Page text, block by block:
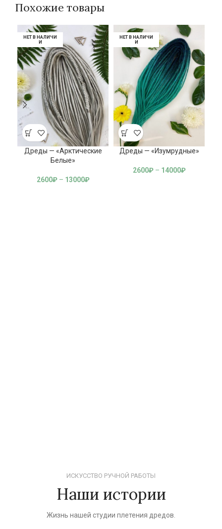
Похожие товары
НЕТ В НАЛИЧИ
И
НЕТ В НАЛИЧИ
И
Дреды — «Арктические
Белые»
2600₽ – 13000₽
НЕТ В НАЛИЧИ
И
НЕТ В НАЛИЧИ
И
Дреды — «Изумрудные»
2600₽ – 14000₽
ИСКУССТВО РУЧНОЙ РАБОТЫ
Наши истории
Жизнь нашей студии плетения дредов.